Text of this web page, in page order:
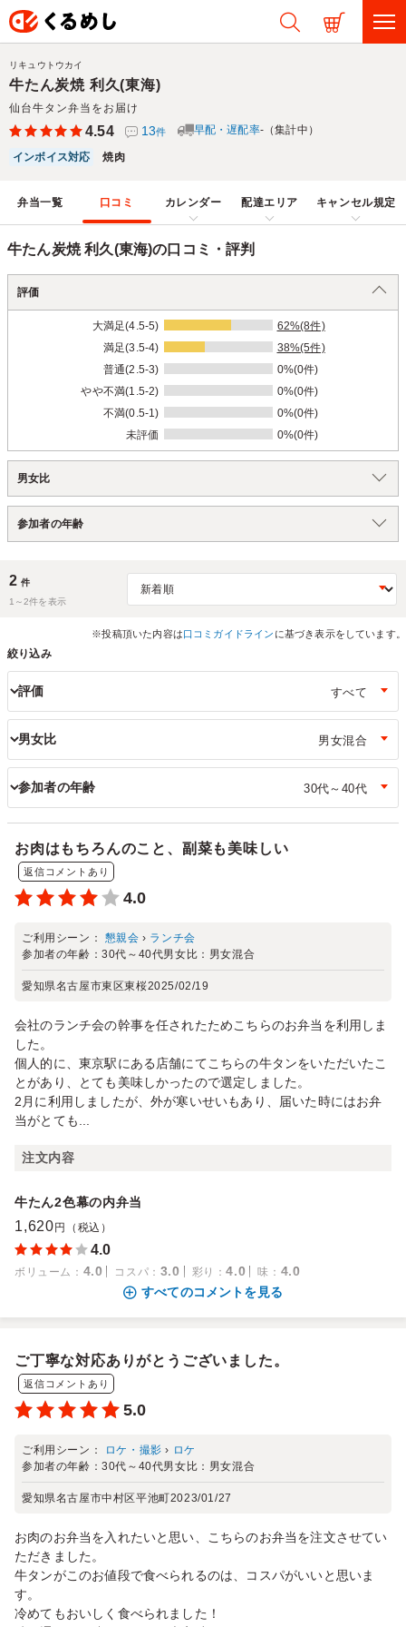
牛たん炭焼 利久(東海)
仙台牛タン弁当をお届け
リキュウトウカイ
4.54 13件 早配・遅配率-（集計中）
インボイス対応 焼肉
弁当一覧 口コミ カレンダー 配達エリア キャンセル規定
牛たん炭焼 利久(東海)の口コミ・評判
評価
大満足(4.5-5)
62%(8件)
満足(3.5-4)
38%(5件)
普通(2.5-3)
0%(0件)
やや不満(1.5-2)
0%(0件)
不満(0.5-1)
0%(0件)
未評価
0%(0件)
男女比
参加者の年齢
2 件
1～2件を表示
※投稿頂いた内容は口コミガイドライン に基づき表示をしています。
絞り込み
評価
男女比
参加者の年齢
お肉はもちろんのこと、副菜も美味しい
返信コメントあり
4.0
ご利用シーン： 懇親会 › ランチ会
参加者の年齢：30代～40代男女比： 男女混合
愛知県名古屋市東区東桜2025/02/19
会社のランチ会の幹事を任されたためこちらのお弁当を利用しま
した。
個人的に、東京駅にある店舗にてこちらの牛タンをいただいたこ
とがあり、とても美味しかったので選定しました。
2月に利用しましたが、外が寒いせいもあり、届いた時にはお弁
当がとても...
注文内容
牛たん2色幕の内弁当
1,620 円（税込）
4.0
ボリューム ： 4.0 コスパ ： 3.0 彩り ：4.0 味 ： 4.0
すべてのコメントを見る
ご丁寧な対応ありがとうございました。
返信コメントあり
5.0
ご利用シーン： ロケ・撮影 › ロケ
参加者の年齢：30代～40代男女比： 男女混合
愛知県名古屋市中村区平池町2023/01/27
お肉のお弁当を入れたいと思い、こちらのお弁当を注文させてい
ただきました。
牛タンがこのお値段で食べられるのは、コスパがいいと思いま
す。
冷めてもおいしく食べられました！